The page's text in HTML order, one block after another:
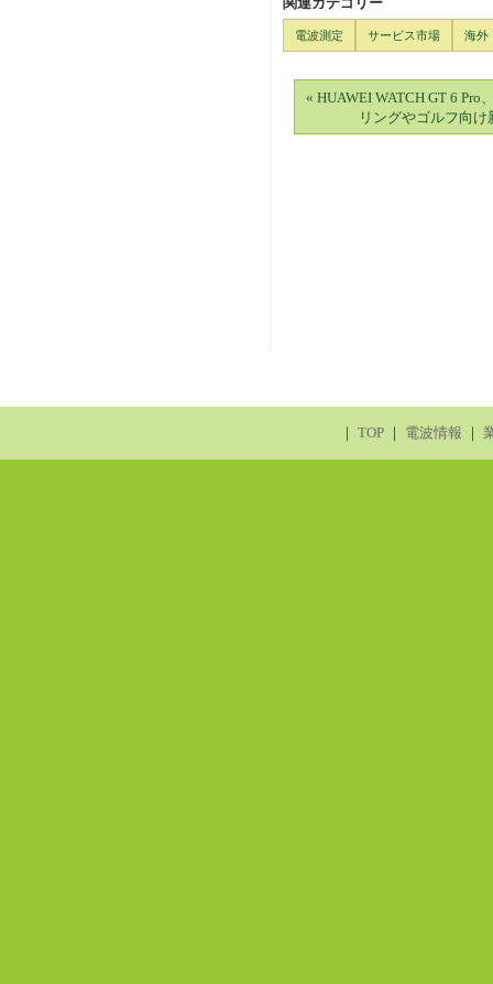
電波測定 サービス市場 海外
« HUAWEI WATCH GT 6 Pro
リングやゴルフ向け
｜ TOP｜ 電波情報 ｜